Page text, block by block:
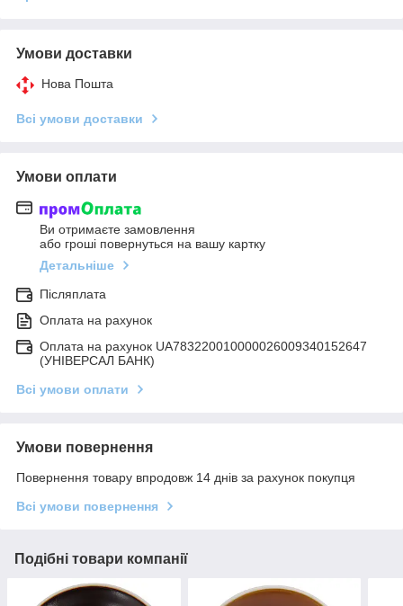
Умови доставки
Нова Пошта
Всі умови доставки
Умови оплати
Ви отримаєте замовлення
або гроші повернуться на вашу картку
Детальніше
Післяплата
Оплата на рахунок
Оплата на рахунок UA783220010000026009340152647
(УНІВЕРСАЛ БАНК)
Всі умови оплати
Умови повернення
Повернення товару впродовж 14 днів за рахунок покупця
Всі умови повернення
Подібні товари компанії